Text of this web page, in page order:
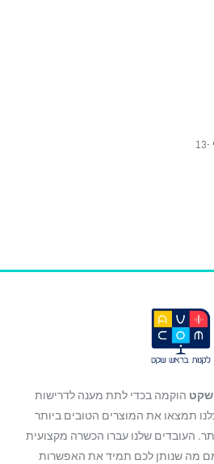
זרוע ברקן תנועה מלאה למסכי 13-
שקט הוקמה בכדי לתת מענה לדרישות
תמצאו את המוצרים הטובים ביותר
העובדים שלנו עברו הכשרה מקצועית
מה שנותן לכם תמיד את האפשרות